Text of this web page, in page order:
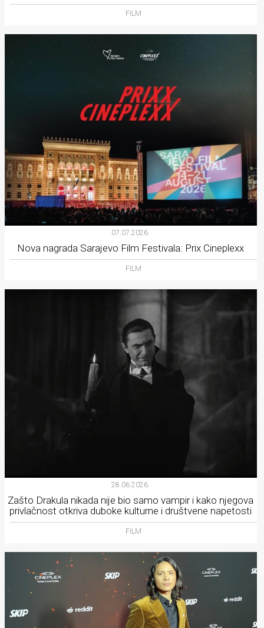
FILM
07.07.2026.
Nova nagrada Sarajevo Film Festivala: Prix Cineplexx
FILM
28.06.2026.
Zašto Drakula nikada nije bio samo vampir i kako njegova
privlačnost otkriva duboke kulturne i društvene napetosti
FILM